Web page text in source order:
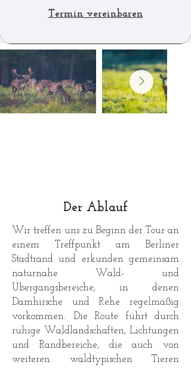
Termin vereinbaren
Der Ablauf
Wir treffen uns zu Beginn der Tour an
einem Treffpunkt am Berliner
Stadtrand und erkunden gemeinsam
naturnahe Wald- und
Übergangsbereiche, in denen
Damhirsche und Rehe regelmäßig
vorkommen. Die Route führt durch
ruhige Waldlandschaften, Lichtungen
und Randbereiche, die auch von
weiteren waldtypischen Tieren